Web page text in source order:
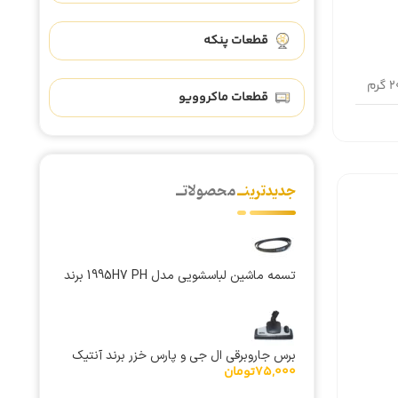
قطعات پنکه
قطعات ماکروویو
جدیدترینــمحصولاتــ
تسمه ماشین لباسشویی مدل 1995H7 PH برند
برس جاروبرقی ال جی و پارس خزر برند آنتیک
75,000تومان